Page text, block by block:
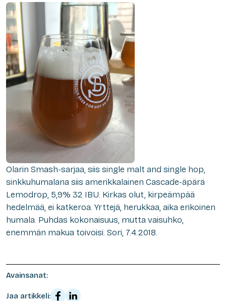
Olarin Smash-sarjaa, siis single malt and single hop,
sinkkuhumalana siis amerikkalainen Cascade-äpärä
Lemodrop, 5,9% 32 IBU. Kirkas olut, kirpeämpää
hedelmää, ei katkeroa. Yrttejä, herukkaa, aika erikoinen
humala. Puhdas kokonaisuus, mutta vaisuhko,
enemmän makua toivoisi. Sori, 7.4.2018.
Avainsanat:
Jaa artikkeli: